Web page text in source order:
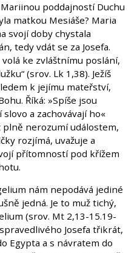
poddajností Duchu
matkou Mesiáše? Maria
svojí doby chystala
tedy vdát se za Josefa.
ke zvláštnímu poslání,
(srov. Lk 1,38). Ježíš
k jejímu mateřství,
Říká: »Spíše jsou
a zachovávají ho«
plně nerozumí událostem,
rozjímá, uvažuje a
přítomností pod křížem
nám nepodává jediné
jedná. Je to muž tichý,
(srov. Mt 2,13-15.19-
Josefa třikrát,
Egypta a s návratem do